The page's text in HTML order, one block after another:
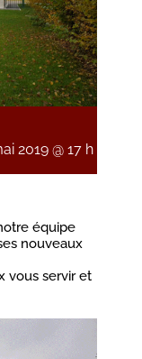
2019 @ 17 h 00 min
équipe
nouveaux
vous servir et